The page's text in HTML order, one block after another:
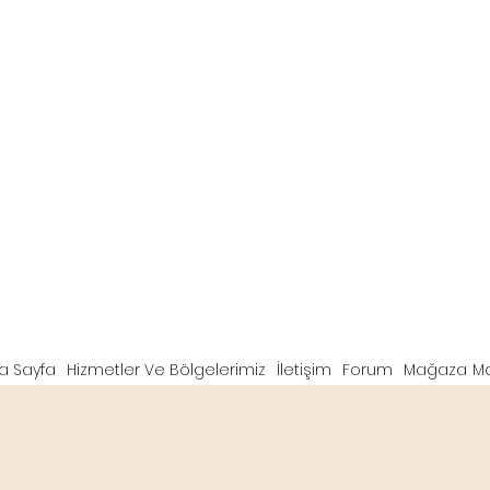
Sayfa Hizmetler Ve Bölgelerimiz İletişim Forum Mağaza